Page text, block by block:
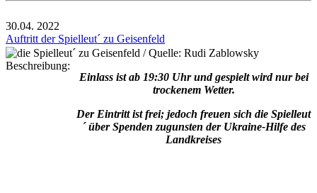
30.04. 2022
Auftritt der Spielleut´ zu Geisenfeld
Beschreibung:
Einlass ist ab 19:30 Uhr und gespielt wird nur bei
trockenem Wetter.
Der Eintritt ist frei; jedoch freuen sich die Spielleut
´ über Spenden zugunsten der Ukraine-Hilfe des
Landkreises